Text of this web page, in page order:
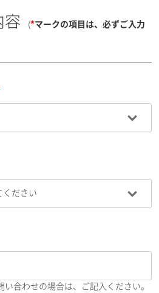
容 (*マークの項目は、必ずご入力
合わせの場合は、ご記入ください。